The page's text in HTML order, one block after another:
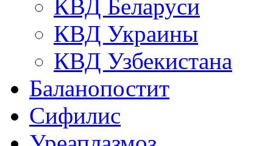
КВД Беларуси
КВД Украины
КВД Узбекистана
Баланопостит
Сифилис